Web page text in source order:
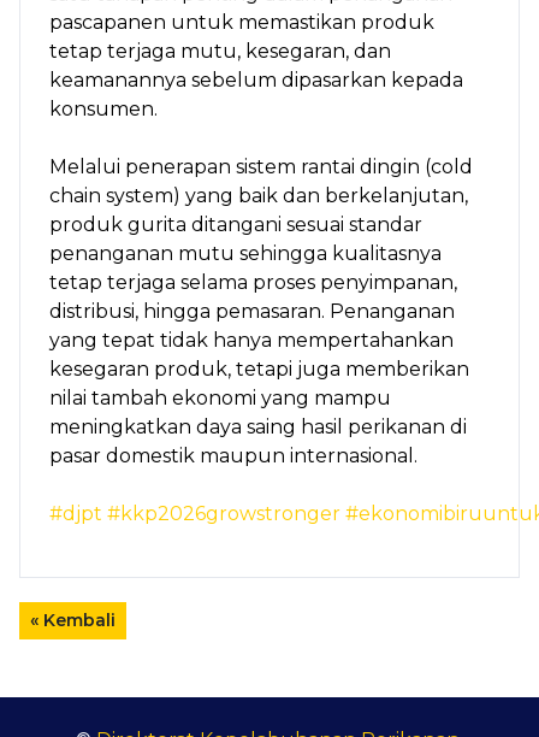
pascapanen untuk memastikan produk
tetap terjaga mutu, kesegaran, dan
keamanannya sebelum dipasarkan kepada
konsumen.
Melalui penerapan sistem rantai dingin (cold
chain system) yang baik dan berkelanjutan,
produk gurita ditangani sesuai standar
penanganan mutu sehingga kualitasnya
tetap terjaga selama proses penyimpanan,
distribusi, hingga pemasaran. Penanganan
yang tepat tidak hanya mempertahankan
kesegaran produk, tetapi juga memberikan
nilai tambah ekonomi yang mampu
meningkatkan daya saing hasil perikanan di
pasar domestik maupun internasional.
#djpt #kkp2026growstronger
« Kembali